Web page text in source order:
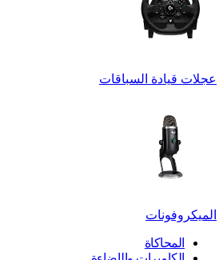
عجلات قيادة السباقات
الميكروفونات
المحاكاة